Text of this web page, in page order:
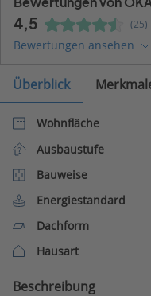
4,5 (25)
Bewertungen ansehen
Überblick
Wohnfläche
Ausbaustufe
Bauweise
Energiestandard
Dachform
Hausart
Beschreibung